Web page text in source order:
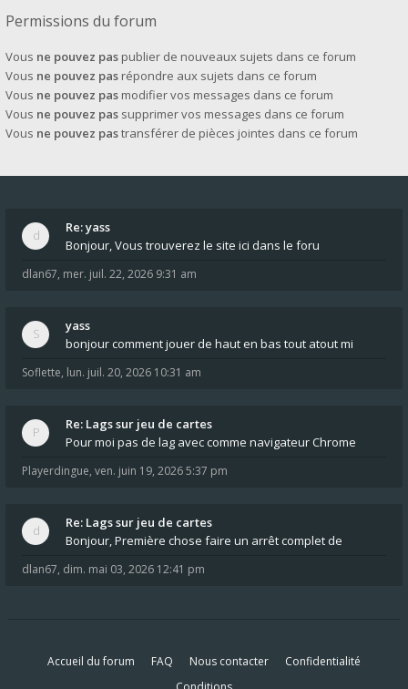
Permissions du forum
Vous ne pouvez pas publier de nouveaux sujets dans ce forum
Vous ne pouvez pas répondre aux sujets dans ce forum
Vous ne pouvez pas modifier vos messages dans ce forum
Vous ne pouvez pas supprimer vos messages dans ce forum
Vous ne pouvez pastransférer de pièces jointes dans ce forum
Re: yass
Bonjour, Vous trouverez le site ici dans le foru
dlan67, mer. juil. 22, 2026 9:31 am
yass
bonjour comment jouer de haut en bas tout atout mi
Soflette, lun. juil. 20, 2026 10:31 am
Re: Lags sur jeu de cartes
Pour moi pas de lag avec comme navigateur Chrome
Playerdingue, ven. juin 19, 2026 5:37 pm
Re: Lags sur jeu de cartes
Bonjour, Première chose faire un arrêt complet de
dlan67, dim. mai 03, 2026 12:41 pm
Accueil du forum FAQ Nous contacter
Confidentialité